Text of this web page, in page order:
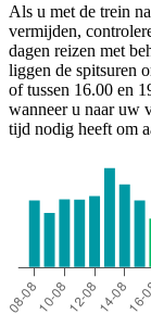
Als u met de trein
vermijden,
dagen reizen met
liggen de spitsuren
of tussen 16.00 en
wanneer u naar uw
tijd nodig heeft om